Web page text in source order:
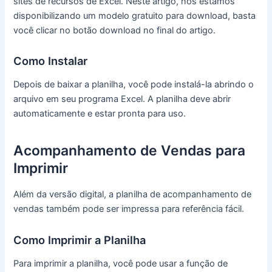
disponibilizando um modelo gratuito para download, basta
você clicar no botão download no final do artigo.
Como Instalar
Depois de baixar a planilha, você pode instalá-la abrindo o
arquivo em seu programa Excel. A planilha deve abrir
automaticamente e estar pronta para uso.
Acompanhamento de Vendas para
Imprimir
Além da versão digital, a planilha de acompanhamento de
vendas também pode ser impressa para referência fácil.
Como Imprimir a Planilha
Para imprimir a planilha, você pode usar a função de